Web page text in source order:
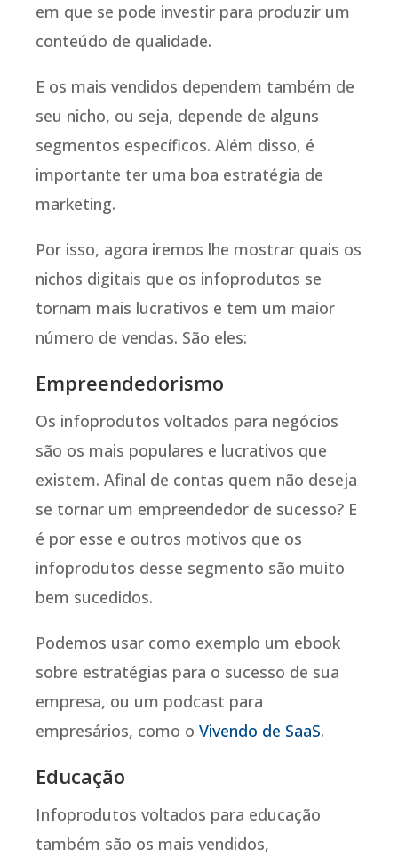
em que se pode investir para produzir um
conteúdo de qualidade.
E os mais vendidos dependem também de
seu nicho, ou seja, depende de alguns
segmentos específicos. Além disso, é
importante ter uma boa estratégia de
marketing.
Por isso, agora iremos lhe mostrar quais os
nichos digitais que os infoprodutos se
tornam mais lucrativos e tem um maior
número de vendas. São eles:
Empreendedorismo
Os infoprodutos voltados para negócios
são os mais populares e lucrativos que
existem. Afinal de contas quem não deseja
se tornar um empreendedor de sucesso? E
é por esse e outros motivos que os
infoprodutos desse segmento são muito
bem sucedidos.
Podemos usar como exemplo um ebook
sobre estratégias para o sucesso de sua
empresa, ou um podcast para
empresários, como o Vivendo de SaaS.
Educação
Infoprodutos voltados para educação
também são os mais vendidos,